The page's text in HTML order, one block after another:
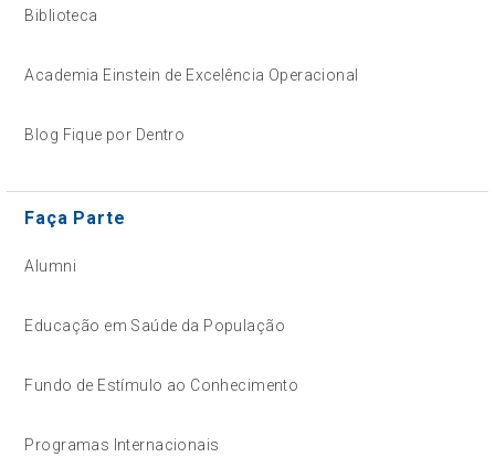
Biblioteca
Academia Einstein de Excelência Operacional
Blog Fique por Dentro
Faça Parte
Alumni
Educação em Saúde da População
Fundo de Estímulo ao Conhecimento
Programas Internacionais